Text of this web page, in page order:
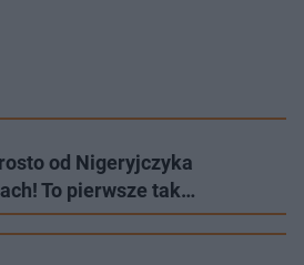
od Nigeryjczyka
To pierwsze tak…